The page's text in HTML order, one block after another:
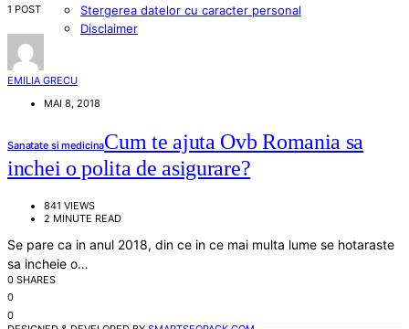
Stergerea datelor cu caracter personal
Disclaimer
1 POST
EMILIA GRECU
MAI 8, 2018
Sanatate si medicinaCum te ajuta Ovb Romania sa
inchei o polita de asigurare?
841 VIEWS
2 MINUTE READ
Se pare ca in anul 2018, din ce in ce mai multa lume se hotaraste
sa incheie o…
0 SHARES
0
0